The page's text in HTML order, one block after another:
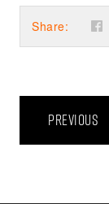
Share:
PREVIOUS